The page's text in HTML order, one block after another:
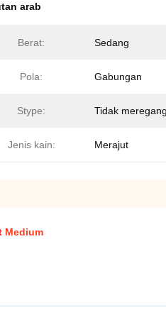
arab
Berat: Sedang
Pola: Gabungan
Stype: Tidak meregang
Jenis kain: Merajut
Medium